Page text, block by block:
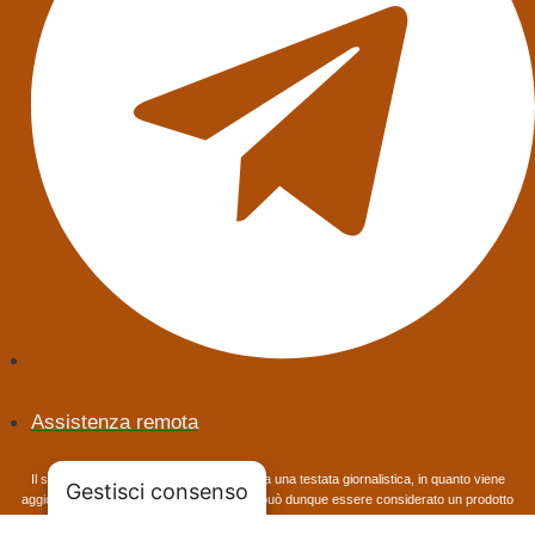
Assistenza remota
Il sito BuonoSanoItaliano non rappresenta una testata giornalistica, in quanto viene
aggiornato senza alcuna periodicità. Non può dunque essere considerato un prodotto
editoriale ai sensi della legge n° 62 del 7/03/2001
Gestisci consenso